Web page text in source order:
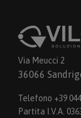
Via Meucci 2
36066
Telefono +39
Partita I.V.A.